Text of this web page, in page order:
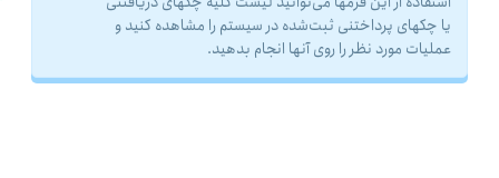
یا چکهای پرداختنی ثبت‌شده در سیستم را مشاهده کنید و
عملیات مورد نظر را روی آنها انجام بدهید.